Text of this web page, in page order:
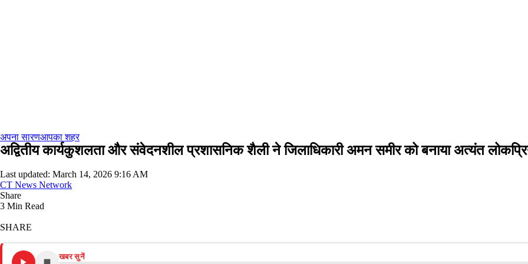
अपना सारणआपका शहर
अद्वितीय कार्यकुशलता और संवेदनशील प्रशासनिक शैली ने जिलाधिकारी अमन समीर को बनाया अत्यंत
Last updated: March 14, 2026 9:16 AM
CT News Network
Share
3 Min Read
SHARE
खबर सुनें